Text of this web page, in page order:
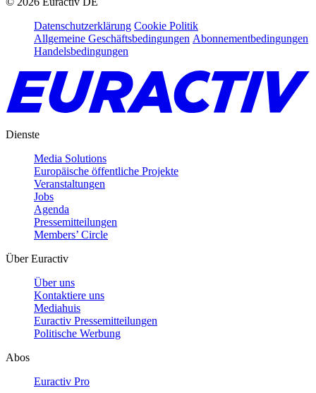
Datenschutzerklärung Cookie Politik
Allgemeine Geschäftsbedingungen Abonnementbedingungen
Handelsbedingungen
Dienste
Media Solutions
Europäische öffentliche Projekte
Veranstaltungen
Jobs
Agenda
Pressemitteilungen
Members’ Circle
Über Euractiv
Über uns
Kontaktiere uns
Mediahuis
Euractiv Pressemitteilungen
Politische Werbung
Abos
Euractiv Pro